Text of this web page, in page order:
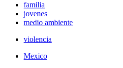
familia
jovenes
medio ambiente
violencia
Mexico